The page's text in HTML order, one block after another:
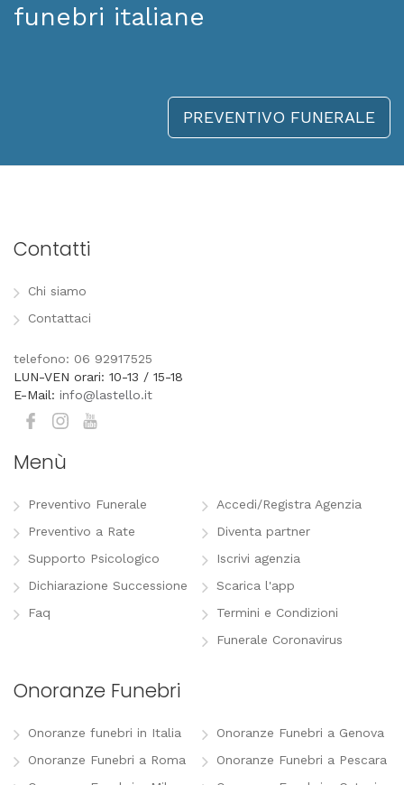
funebri italiane
PREVENTIVO FUNERALE
Contatti
Chi siamo
Contattaci
telefono: 06 92917525
LUN-VEN orari: 10-13 / 15-18
E-Mail: info@lastello.it
Menù
Preventivo Funerale
Preventivo a Rate
Supporto Psicologico
Dichiarazione Successione
Faq
Accedi/Registra Agenzia
Diventa partner
Iscrivi agenzia
Scarica l'app
Termini e Condizioni
Funerale Coronavirus
Onoranze Funebri
Onoranze funebri in Italia
Onoranze Funebri a Roma
Onoranze Funebri a Genova
Onoranze Funebri a Pescara